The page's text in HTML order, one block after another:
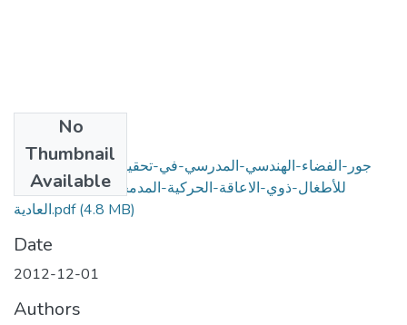
No
Thumbnail
Available
جور-الفضاء-الهندسي-المدرسي-في-تحقيق-الصحة-النفسية-
للأطغال-ذوي-الاعاقة-الحركية-المدمجين-في-المدارس-
العادية.pdf(4.8 MB)
Date
2012-12-01
Authors